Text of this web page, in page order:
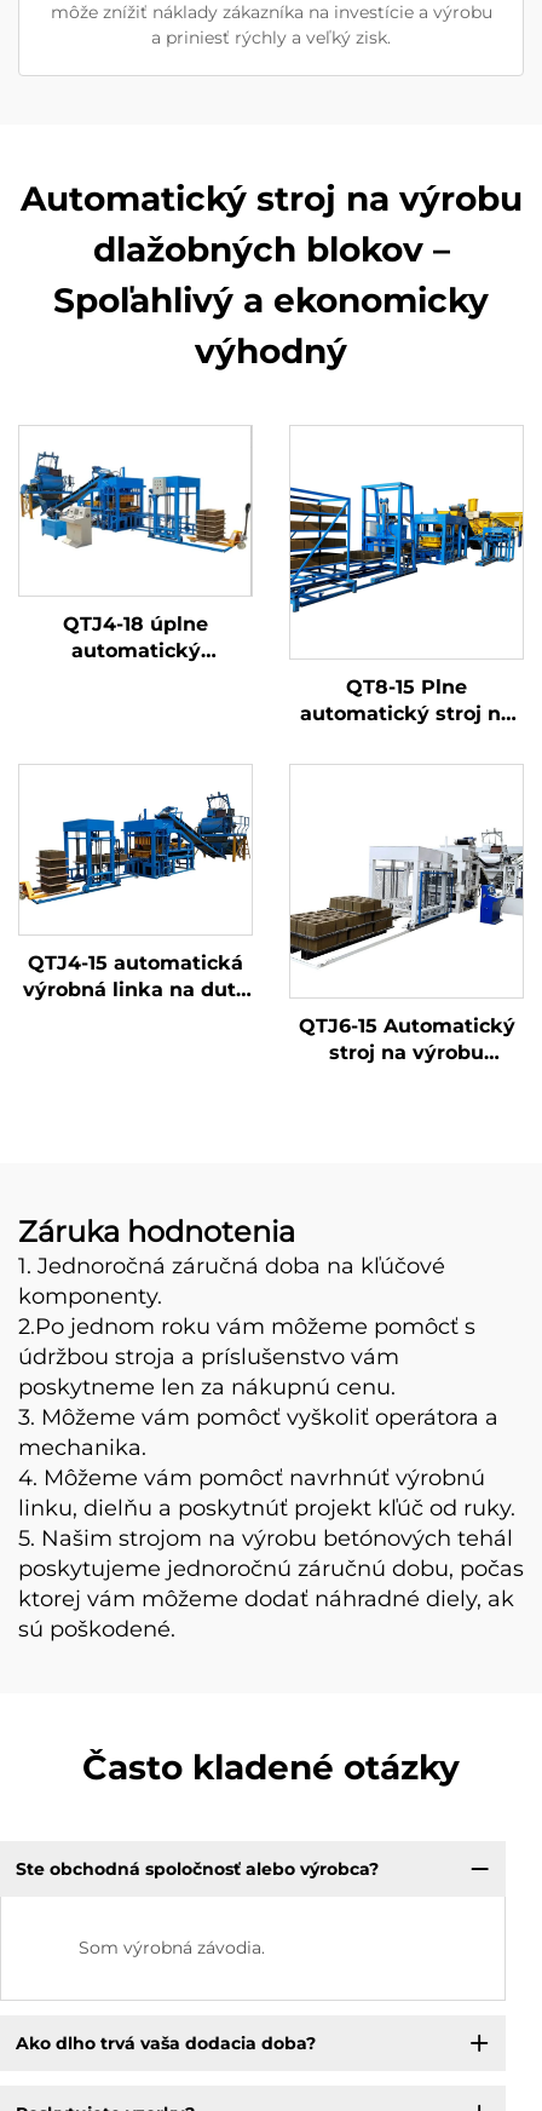
môže znížiť náklady zákazníka na investície a výrobu
a priniesť rýchly a veľký zisk.
Automatický stroj na výrobu
dlažobných blokov –
Spoľahlivý a ekonomicky
výhodný
QTJ4-18 úplne
automatický
QT8-15 Plne
automatický stroj na
tvárnic, stroj na
a dutých tvárnic s
cenou priamo z výroby
QTJ4-15 automatická
výrobná linka na duté
QTJ6-15 Automatický
stroj na výrobu
Záruka hodnotenia
1. Jednoročná záručná doba na kľúčové
komponenty.
2.Po jednom roku vám môžeme pomôcť s
údržbou stroja a príslušenstvo vám
poskytneme len za nákupnú cenu.
3. Môžeme vám pomôcť vyškoliť operátora a
mechanika.
4. Môžeme vám pomôcť navrhnúť výrobnú
linku, dielňu a poskytnúť projekt kľúč od ruky.
5. Našim strojom na výrobu betónových tehál
poskytujeme jednoročnú záručnú dobu, počas
ktorej vám môžeme dodať náhradné diely, ak
sú poškodené.
Často kladené otázky
Ste obchodná spoločnosť alebo výrobca?
Som výrobná závodia.
Ako dlho trvá vaša dodacia doba?